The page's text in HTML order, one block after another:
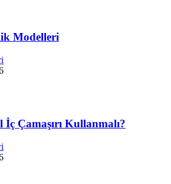
Modelleri
İç Çamaşırı Kullanmalı?